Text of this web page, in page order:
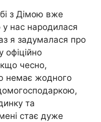
з Дімою вже
у нас народилася
я задумалася про
чесно,
немає жодного
та
стає дуже